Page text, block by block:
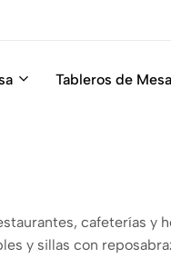
Tableros de Mesa
cafeterías y
y sillas con